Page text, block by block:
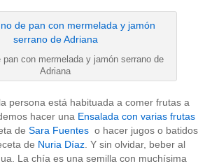
pan con mermelada y jamón serrano de
Adriana
persona está habituada a comer frutas a
hacer una Ensalada con varias frutas
de Sara Fuentes o hacer jugos o batidos
de Nuria Díaz . Y sin olvidar, beber al
La chía es una semilla con muchísima